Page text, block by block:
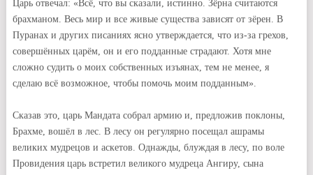
Царь отвечал: «Всё, что вы сказали, истинно. Зёрна считаются
брахманом. Весь мир и все живые существа зависят от зёрен. В
Пуранах и других писаниях ясно утверждается, что из-за грехов,
совершённых царём, он и его подданные страдают. Хотя мне
сложно судить о моих собственных изъянах, тем не менее, я
сделаю всё возможное, чтобы помочь моим подданным».
Сказав это, царь Мандата собрал армию и, предложив поклоны,
Брахме, вошёл в лес. В лесу он регулярно посещал ашрамы
великих мудрецов и аскетов. Однажды, блуждая в лесу, по воле
Провидения царь встретил великого мудреца Ангиру, сына